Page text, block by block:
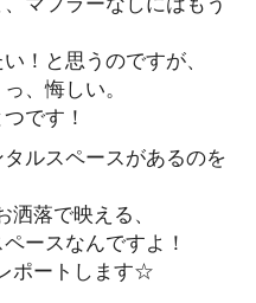
！と思うのですが、
、悔しい。
です！
ルスペースがあるのを
洒落で映える、
ースなんですよ！
ポートします☆